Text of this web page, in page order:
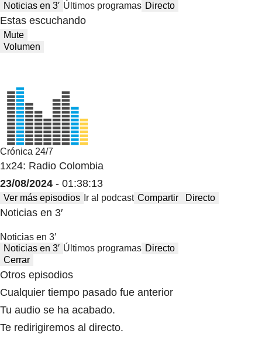
Noticias en 3′ Últimos programas Directo
Estas escuchando
Mute
Volumen
Crónica 24/7
1x24: Radio Colombia
23/08/2024 - 01:38:13
Ver más episodios Ir al podcast Compartir Directo
Noticias en 3′
Noticias en 3′
Noticias en 3′ Últimos programas Directo
Cerrar
Otros episodios
Cualquier tiempo pasado fue anterior
Tu audio se ha acabado.
Te redirigiremos al directo.